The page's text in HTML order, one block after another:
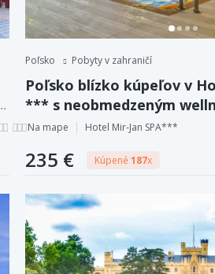
Poľsko Pobyty v zahraničí
Poľsko blízko kúpeľov v
*** s neobmedzeným
polpenziou.
Na mape Hotel Mir-Jan SPA***
235 € Kúpené 187x